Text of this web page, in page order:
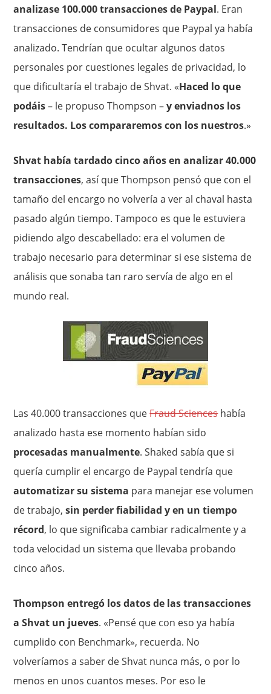
analizase 100.000 transacciones de Paypal. Eran
transacciones de consumidores que Paypal ya había
analizado. Tendrían que ocultar algunos datos
personales por cuestiones legales de privacidad, lo
que dificultaría el trabajo de Shvat. «Haced lo que
podáis– le propuso Thompson –y enviadnos los
resultados. Los compararemos con los nuestros.»
Shvat había tardado cinco años en analizar 40.000
transacciones, así que Thompson pensó que con el
tamaño del encargo no volvería a ver al chaval hasta
pasado algún tiempo. Tampoco es que le estuviera
pidiendo algo descabellado: era el volumen de
trabajo necesario para determinar si ese sistema de
análisis que sonaba tan raro servía de algo en el
mundo real.
Las 40.000 transacciones queFraud Scienceshabía
analizado hasta ese momento habían sido
procesadas manualmente. Shaked sabía que si
quería cumplir el encargo de Paypal tendría que
automatizar su sistema para manejar ese volumen
de trabajo,sin perder fiabilidad y en un tiempo
récord, lo que significaba cambiar radicalmente y a
toda velocidad un sistema que llevaba probando
cinco años.
Thompson entregó los datos de las transacciones
a Shvat un jueves. «Pensé que con eso ya había
cumplido con Benchmark», recuerda. No
volveríamos a saber de Shvat nunca más, o por lo
menos en unos cuantos meses. Por eso le